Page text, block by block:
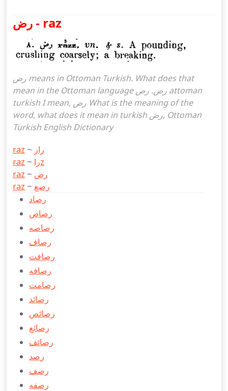
رض - raz
رض means in Ottoman Turkish. What does that
mean in the Ottoman language رض. رض attoman
turkish I mean, رض What is the meaning of the
word, what does it mean in turkish رض, Ottoman
Turkish English Dictionary
raz ~ راز
raz ~
راz
raz ~ رض
raz ~ رضع
رصاد
رصاص
رصاصه
رصاف
رصافت
رصافه
رصامت
رصائد
رصائص
رصائع
رصائف
رصد
رصف
رصفه